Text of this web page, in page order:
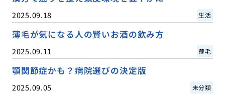
2025.09.18 生活
薄毛が気になる人の賢いお酒の飲み方
2025.09.11 薄毛
顎関節症かも？病院選びの決定版
2025.09.05 未分類